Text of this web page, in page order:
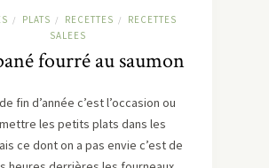
/ PLATS / RECETTES /
RECETTES
SALEES
fourré au saumon
fin d’année c’est l’occasion ou
les petits plats dans les
ce dont on a pas envie c’est de